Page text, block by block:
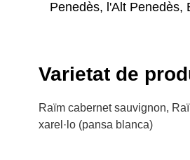
Penedès, l'Alt Penedès,
Varietat de
Raïm cabernet sauvignon,
xarel·lo (pansa blanca)